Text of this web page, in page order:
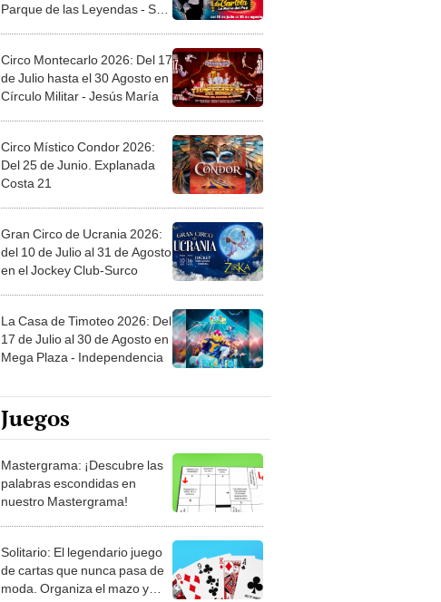
Parque de las Leyendas - San
Circo Montecarlo 2026: Del 17
de Julio hasta el 30 Agosto en
Círculo Militar - Jesús María
Circo Místico Condor 2026:
Del 25 de Junio. Explanada
Costa 21
Gran Circo de Ucrania 2026:
del 10 de Julio al 31 de Agosto
en el Jockey Club-Surco
La Casa de Timoteo 2026: Del
17 de Julio al 30 de Agosto en
Mega Plaza - Independencia
Juegos
Mastergrama: ¡Descubre las
palabras escondidas en
nuestro Mastergrama!
Solitario: El legendario juego
de cartas que nunca pasa de
moda. Organiza el mazo y